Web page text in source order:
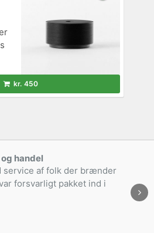
kr. 450
handel
service af folk der brænder
forsvarligt pakket ind i